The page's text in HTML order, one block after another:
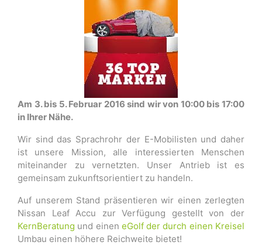
Am 3. bis 5. Februar 2016 sind wir von 10:00 bis 17:00
in Ihrer Nähe.
Wir sind das Sprachrohr der E-Mobilisten und daher
ist unsere Mission, alle interessierten Menschen
miteinander zu vernetzten. Unser Antrieb ist es
gemeinsam zukunftsorientiert zu handeln.
Auf unserem Stand präsentieren wir einen zerlegten
Nissan Leaf Accu zur Verfügung gestellt von der
KernBeratung und einen eGolf der durch einen Kreisel
Umbau einen höhere Reichweite bietet!